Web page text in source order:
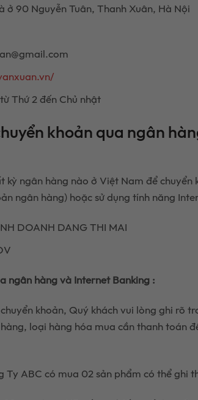
ở 90 Nguyễn Tuân, Thanh Xuân, Hà Nội
Thứ 2 đến Chủ nhật
khoản qua ngân
kỳ ngân hàng nào ở Việt Nam để
ngân hàng) hoặc sử dụng tính năng
DOANH DANG THI MAI
ngân hàng và Internet Banking :
khoản, Quý khách vui lòng ghi rõ
loại hàng hóa mua cần thanh toán
Ty ABC có mua 02 sản phẩm có thể ghi